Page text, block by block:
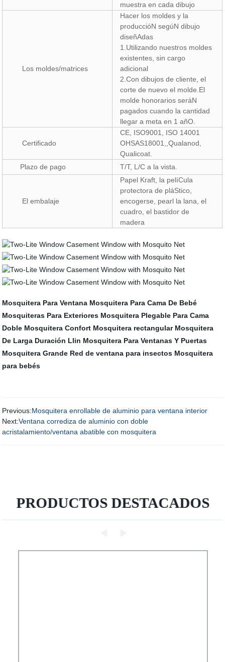
muestra en cada dibujo
Los moldes/matrices
Hacer los moldes y la
produccióN segúN dibujo
diseñAdas
1.Utilizando nuestros moldes
existentes, sin cargo
adicional
2.Con dibujos de cliente, el
corte de nuevo el molde.El
molde honorarios seráN
pagados cuando la cantidad
llegar a meta en 1 añO.
Certificado
CE, ISO9001, ISO 14001
OHSAS18001,,Qualanod,
Qualicoat.
Plazo de pago
T/T, L/C a la vista.
El embalaje
Papel Kraft, la pelíCula
protectora de pláStico,
encogerse, pearl la lana, el
cuadro, el bastidor de
madera
Mosquitera Para Ventana Mosquitera Para Cama De Bebé
Mosquiteras Para Exteriores Mosquitera Plegable Para Cama
Doble Mosquitera Confort Mosquitera rectangular Mosquitera
De Larga Duración Llin Mosquitera Para Ventanas Y Puertas
Mosquitera Grande Red de ventana para insectos Mosquitera
para bebés
Previous:Mosquitera enrollable de aluminio para ventana interior
Next:Ventana corrediza de aluminio con doble
acristalamiento/ventana abatible con mosquitera
PRODUCTOS DESTACADOS